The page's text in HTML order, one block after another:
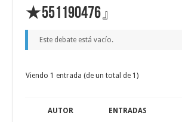
★551190476』
Este debate está vacío.
Viendo 1 entrada (de un total de 1)
AUTOR ENTRADAS